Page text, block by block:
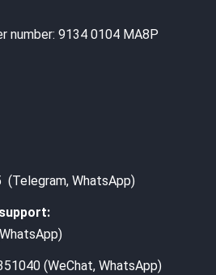
number: 9134 0104 MA8P
(Telegram, WhatsApp)
(WeChat, WhatsApp)